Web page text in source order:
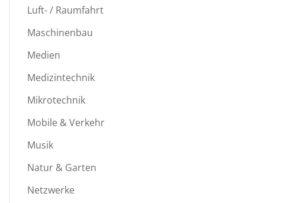
Luft- / Raumfahrt
Maschinenbau
Medien
Medizintechnik
Mikrotechnik
Mobile & Verkehr
Musik
Natur & Garten
Netzwerke